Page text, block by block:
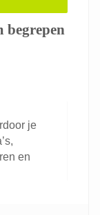
begrepen
je
en